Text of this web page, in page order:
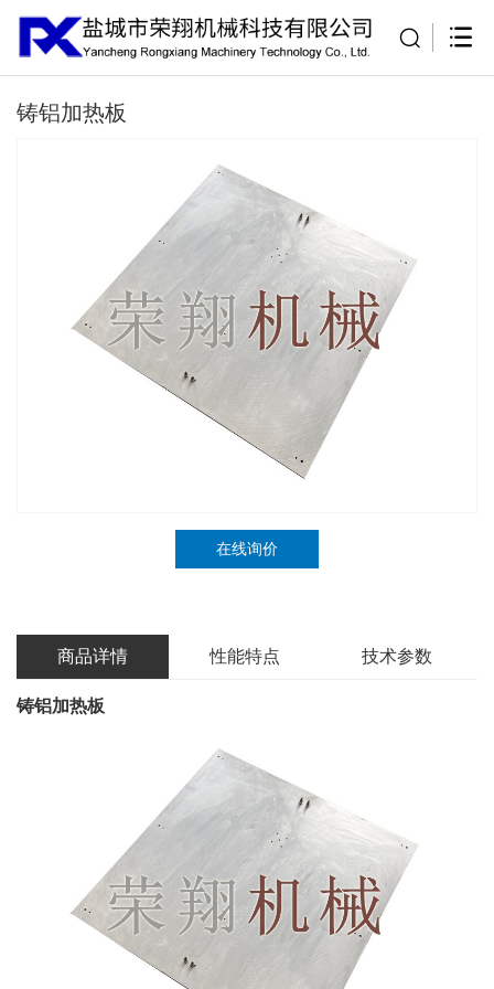
铸铝加热板
在线询价
商品详情 性能特点 技术参数
铸铝加热板